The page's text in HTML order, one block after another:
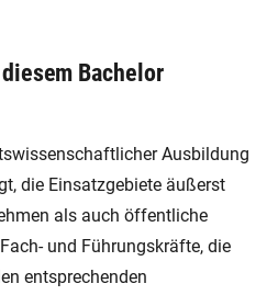
Bachelor
Ausbildung
die Einsatzgebiete äußerst
als auch öffentliche
und Führungskräfte, die
entsprechenden